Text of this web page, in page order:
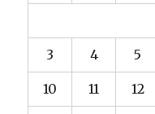
3 4 5
10 11 12